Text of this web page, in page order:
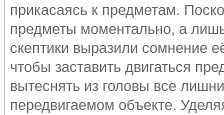
прикасаясь к предметам.
предметы моментально, а
скептики выразили сомнение
чтобы заставить двигаться
вытеснять из головы все
передвигаемом объекте.